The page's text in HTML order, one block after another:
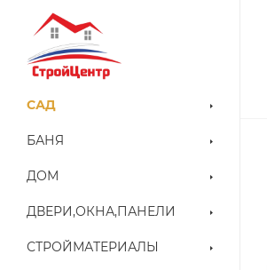
САД
БАНЯ
ДОМ
ДВЕРИ,ОКНА,ПАНЕЛИ
СТРОЙМАТЕРИАЛЫ